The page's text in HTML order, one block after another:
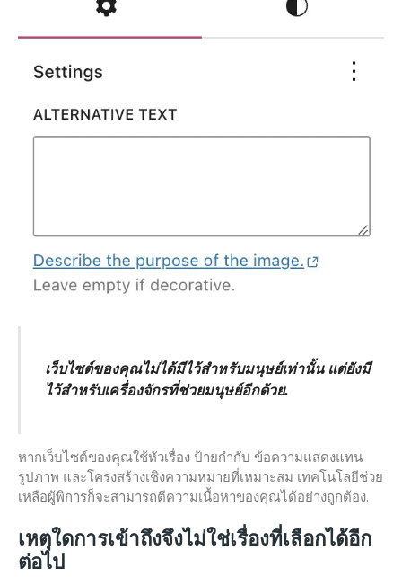
เว็บไซต์ของคุณไม่ได้มีไว้สำหรับมนุษย์เท่านั้น แต่ยังมี
ไว้สำหรับเครื่องจักรที่ช่วยมนุษย์อีกด้วย.
หากเว็บไซต์ของคุณใช้หัวเรื่อง ป้ายกำกับ ข้อความแสดงแทน
รูปภาพ และโครงสร้างเชิงความหมายที่เหมาะสม เทคโนโลยีช่วย
เหลือผู้พิการก็จะสามารถตีความเนื้อหาของคุณได้อย่างถูกต้อง.
เหตุใดการเข้าถึงจึงไม่ใช่เรื่องที่เลือกได้อีก
ต่อไป